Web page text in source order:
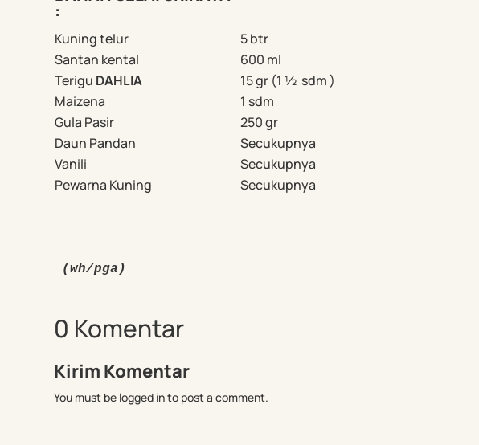
:
Kuning telur
5 btr
Santan kental
600 ml
Terigu DAHLIA
15 gr (1 ½ sdm )
Maizena
1 sdm
Gula Pasir
250 gr
Daun Pandan
Secukupnya
Vanili
Secukupnya
Pewarna Kuning
Secukupnya
(wh/pga)
0 Komentar
Kirim Komentar
You must be logged in to post a comment.